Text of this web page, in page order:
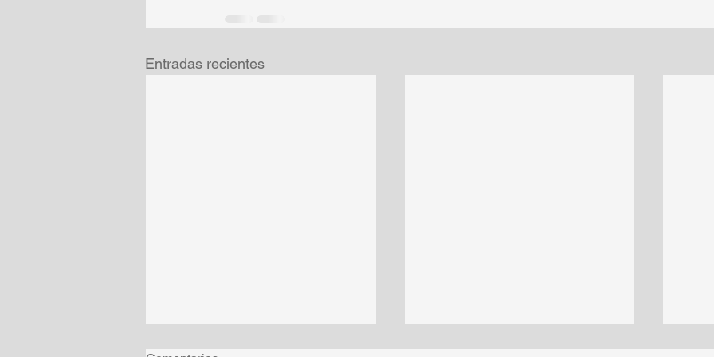
Entradas recientes